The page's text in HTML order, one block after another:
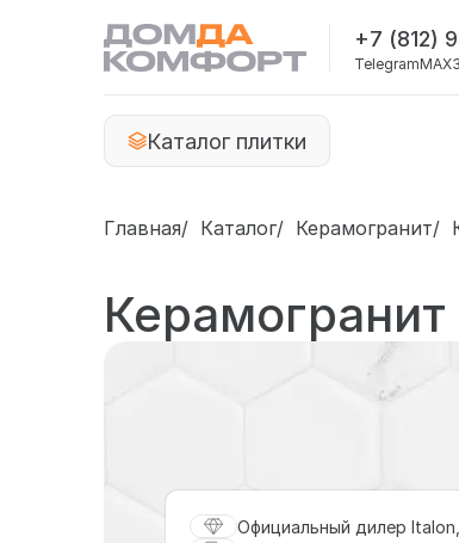
+7 (812)
TelegramMAX
Каталог плитки
Главная Каталог Керамогранит
Официальный дилер